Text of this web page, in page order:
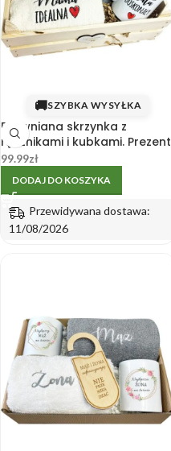
🚚SZYBKA WYSYŁKA
Drewniana skrzynka z
ręcznikami i kubkami. Prezent
dla Mamy i Taty.
99.99zł
DODAJ DO KOSZYKA
Przewidywana dostawa:
11/08/2026